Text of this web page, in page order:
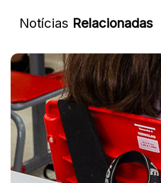
Notícias Relacionadas